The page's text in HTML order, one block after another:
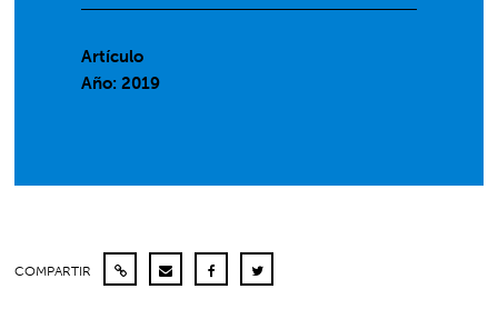
Artículo
Año: 2019
COMPARTIR